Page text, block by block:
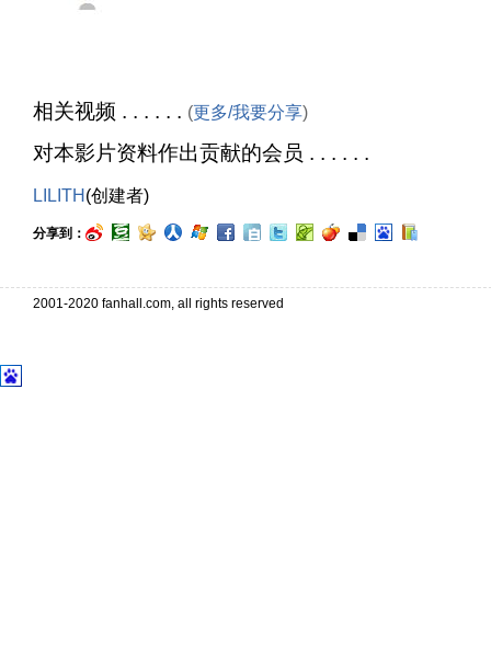
相关视频 . . . . . . (更多/我要分享)
对本影片资料作出贡献的会员 . . . . . .
LILITH(创建者)
分享到：
2001-2020 fanhall.com, all rights reserved